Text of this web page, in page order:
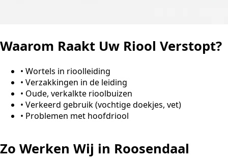
Waarom Raakt Uw Riool Verstopt?
• Wortels in rioolleiding
• Verzakkingen in de leiding
• Oude, verkalkte rioolbuizen
• Verkeerd gebruik (vochtige doekjes, vet)
• Problemen met hoofdriool
Zo Werken Wij in Roosendaal